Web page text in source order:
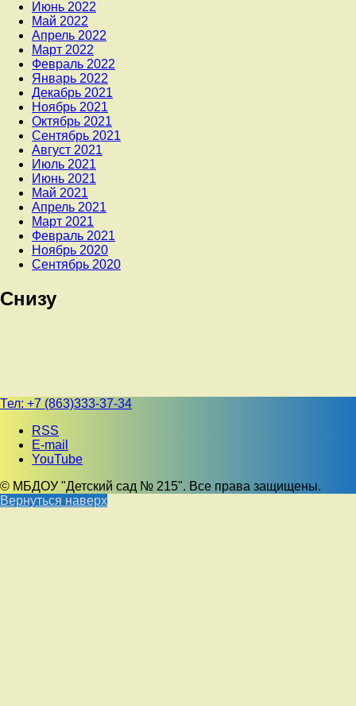
Июнь 2022
Май 2022
Апрель 2022
Март 2022
Февраль 2022
Январь 2022
Декабрь 2021
Ноябрь 2021
Октябрь 2021
Сентябрь 2021
Август 2021
Июль 2021
Июнь 2021
Май 2021
Апрель 2021
Март 2021
Февраль 2021
Ноябрь 2020
Сентябрь 2020
Снизу
Тел: +7 (863)333-37-34
RSS
E-mail
YouTube
© МБДОУ "Детский сад № 215". Все права защищены.
Вернуться наверх